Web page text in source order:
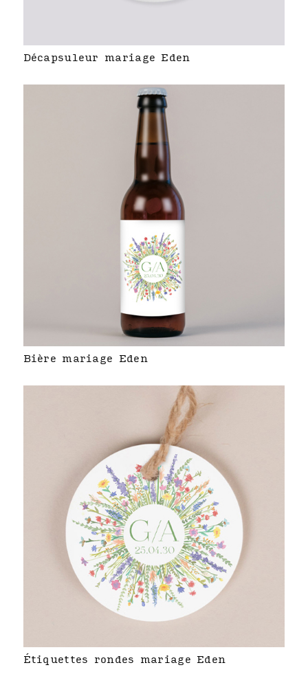
Décapsuleur mariage Eden
Bière mariage Eden
Étiquettes rondes mariage Eden